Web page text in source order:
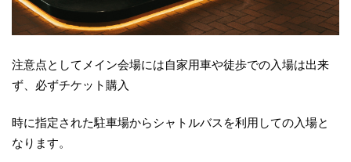
注意点としてメイン会場には自家用車や徒歩での入場は出来
ず、必ずチケット購入
時に指定された駐車場からシャトルバスを利用しての入場と
なります。